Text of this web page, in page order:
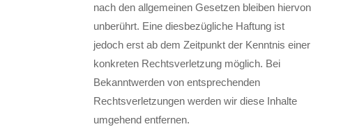
nach den allgemeinen Gesetzen bleiben hiervon
unberührt. Eine diesbezügliche Haftung ist
jedoch erst ab dem Zeitpunkt der Kenntnis einer
konkreten Rechtsverletzung möglich. Bei
Bekanntwerden von entsprechenden
Rechtsverletzungen werden wir diese Inhalte
umgehend entfernen.